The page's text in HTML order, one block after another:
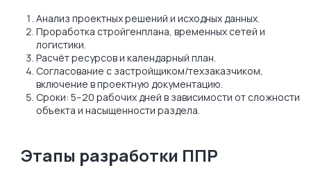
Анализ проектных решений и исходных данных.
Проработка стройгенплана, временных сетей и
логистики.
Расчёт ресурсов и календарный план.
Согласование с застройщиком/техзаказчиком,
включение в проектную документацию.
Сроки: 5–20 рабочих дней в зависимости от сложности
объекта и насыщенности раздела.
Этапы разработки ППР